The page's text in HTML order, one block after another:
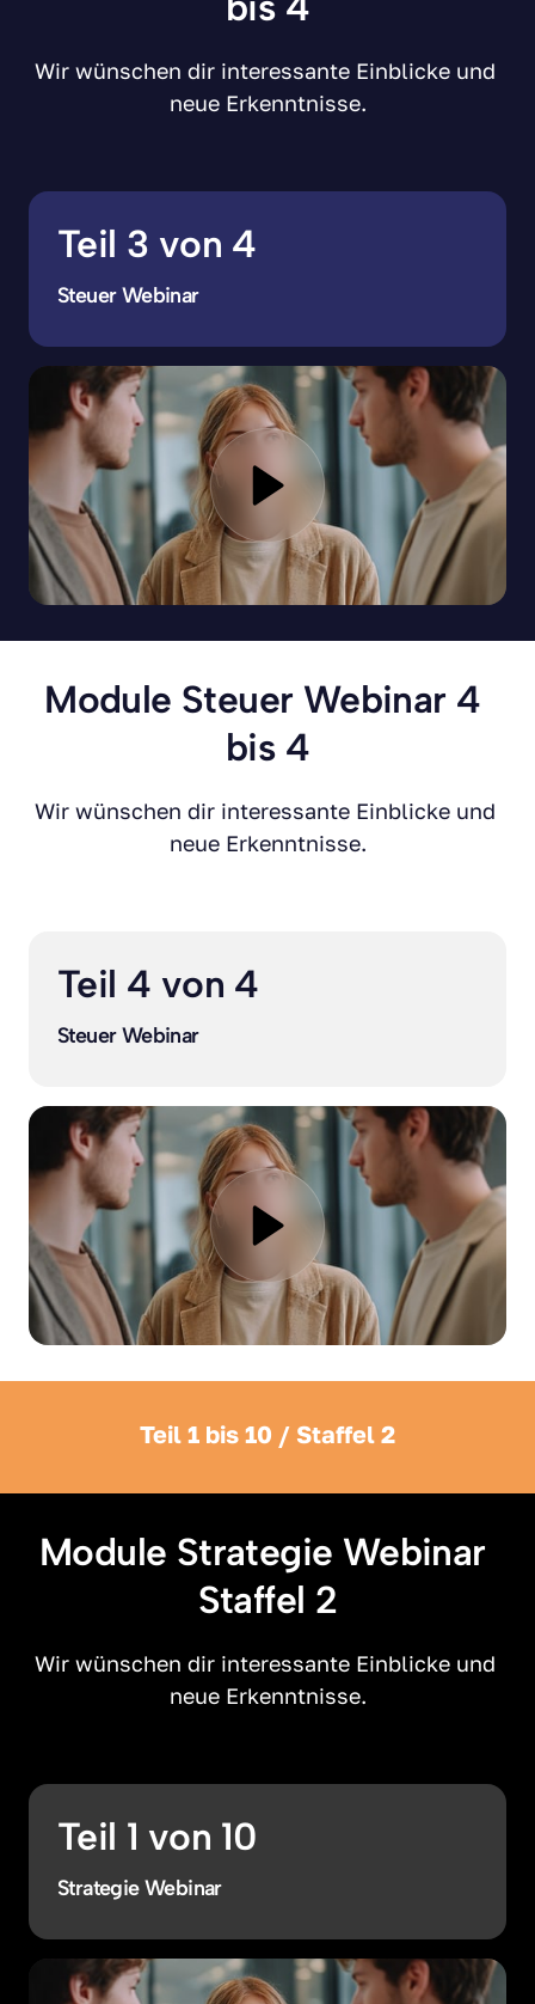
Wir wünschen dir interessante Einblicke und
neue Erkenntnisse.
Teil 3 von 4
Steuer Webinar
Module Steuer Webinar 4
bis 4
Wir wünschen dir interessante Einblicke und
neue Erkenntnisse.
Teil 4 von 4
Steuer Webinar
Teil 1 bis 10 / Staffel 2
Module Strategie Webinar
Staffel 2
Wir wünschen dir interessante Einblicke und
neue Erkenntnisse.
Teil 1 von 10
Strategie Webinar